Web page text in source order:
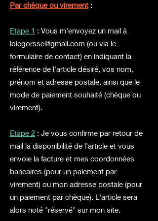
Par chèque ou virement :
Etape 1 : Vous m'envoyez un mail à
loicgorsse@gmail.com (ou via le
formulaire de contact) en indiquant la
référence de l'article désiré, vos nom,
prénom et adresse postale, ainsi que le
mode de paiement souhaité (chèque ou
virement).
Etape 2 : Je vous confirme par retour de
mail la disponibilité de l'article et vous
envoie la facture et mes coordonnées
bancaires (pour un paiement par
virement) ou mon adresse postale (pour
un paiement par chèque). L'article sera
alors noté "réservé" sur mon site.